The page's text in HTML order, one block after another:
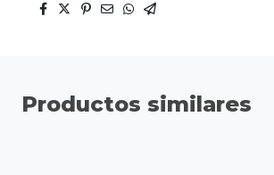
Productos similares